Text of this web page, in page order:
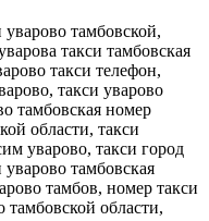
уварово тамбовской,
такси тамбовская
такси телефон,
такси уварово
тамбовская номер
области, такси
уварово, такси город
тамбовская
тамбов, номер такси
тамбовской области,